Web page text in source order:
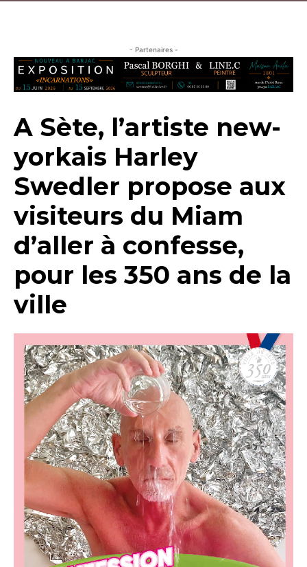
- Partenaires -
A Sète, l’artiste new-
yorkais Harley
Swedler propose aux
visiteurs du Miam
d’aller à confesse,
pour les 350 ans de la
ville